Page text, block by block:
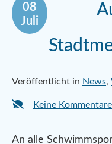
08
Juli
Veröffentlicht in News,
Keine Kommentare
An alle